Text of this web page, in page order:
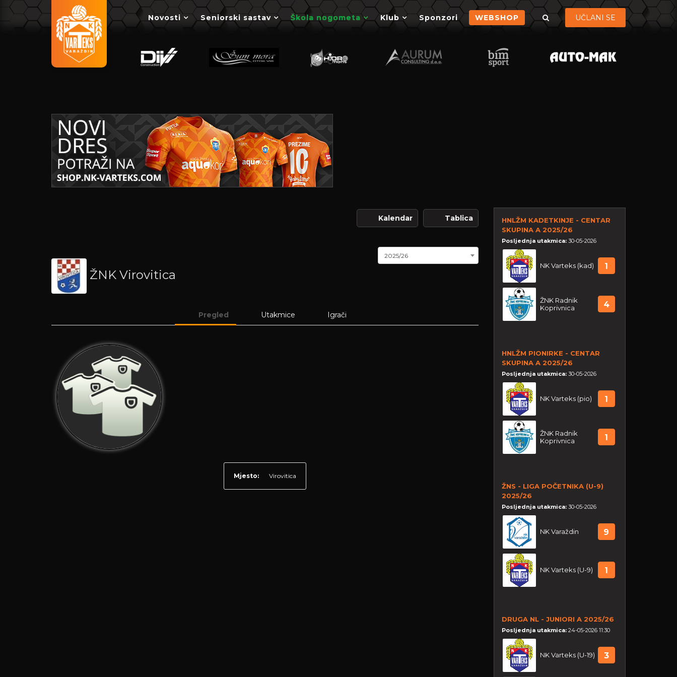
Novosti Seniorski sastav Škola nogometa Klub Sponzori WEBSHOP UČLANI SE
Kalendar Tablica
2025/26
ŽNK Virovitica
Pregled Utakmice Igrači
Mjesto: Virovitica
HNLŽM KADETKINJE - CENTAR
SKUPINA A 2025/26
Posljednja utakmica: 30-05-2026
NK Varteks (kad) 1
ŽNK Radnik
Koprivnica
4
HNLŽM PIONIRKE - CENTAR
SKUPINA A 2025/26
Posljednja utakmica: 30-05-2026
NK Varteks (pio) 1
ŽNK Radnik
Koprivnica
1
ŽNS - LIGA POČETNIKA (U-9)
2025/26
Posljednja utakmica: 30-05-2026
NK Varaždin 9
NK Varteks (U-9) 1
DRUGA NL - JUNIORI A 2025/26
Posljednja utakmica: 24-05-2026 11:30
NK Varteks (U-19) 3